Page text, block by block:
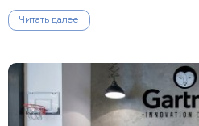
Читать далее